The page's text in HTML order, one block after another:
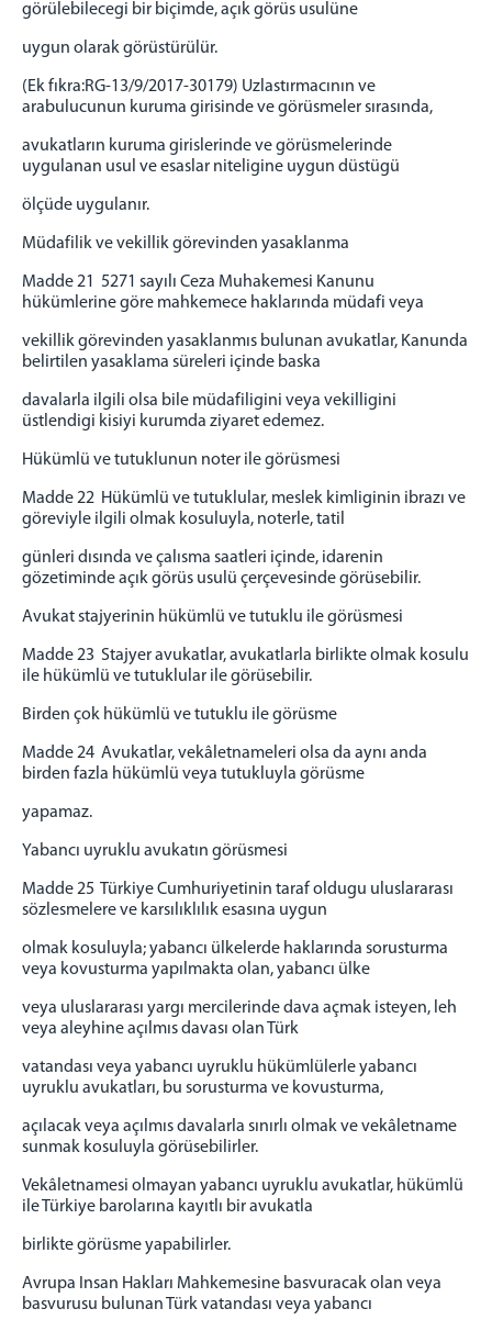
görülebilecegi bir biçimde, açık görüs usulüne
uygun olarak görüstürülür.
(Ek fıkra:RG-13/9/2017-30179) Uzlastırmacının ve
arabulucunun kuruma girisinde ve görüsmeler sırasında,
avukatların kuruma girislerinde ve görüsmelerinde
uygulanan usul ve esaslar niteligine uygun düstügü
ölçüde uygulanır.
Müdafilik ve vekillik görevinden yasaklanma
Madde 21 5271 sayılı Ceza Muhakemesi Kanunu
hükümlerine göre mahkemece haklarında müdafi veya
vekillik görevinden yasaklanmıs bulunan avukatlar, Kanunda
belirtilen yasaklama süreleri içinde baska
davalarla ilgili olsa bile müdafiligini veya vekilligini
üstlendigi kisiyi kurumda ziyaret edemez.
Hükümlü ve tutuklunun noter ile görüsmesi
Madde 22 Hükümlü ve tutuklular, meslek kimliginin ibrazı ve
göreviyle ilgili olmak kosuluyla, noterle, tatil
günleri dısında ve çalısma saatleri içinde, idarenin
gözetiminde açık görüs usulü çerçevesinde görüsebilir.
Avukat stajyerinin hükümlü ve tutuklu ile görüsmesi
Madde 23 Stajyer avukatlar, avukatlarla birlikte olmak kosulu
ile hükümlü ve tutuklular ile görüsebilir.
Birden çok hükümlü ve tutuklu ile görüsme
Madde 24 Avukatlar, vekâletnameleri olsa da aynı anda
birden fazla hükümlü veya tutukluyla görüsme
yapamaz.
Yabancı uyruklu avukatın görüsmesi
Madde 25 Türkiye Cumhuriyetinin taraf oldugu uluslararası
sözlesmelere ve karsılıklılık esasına uygun
olmak kosuluyla; yabancı ülkelerde haklarında sorusturma
veya kovusturma yapılmakta olan, yabancı ülke
veya uluslararası yargı mercilerinde dava açmak isteyen, leh
veya aleyhine açılmıs davası olan Türk
vatandası veya yabancı uyruklu hükümlülerle yabancı
uyruklu avukatları, bu sorusturma ve kovusturma,
açılacak veya açılmıs davalarla sınırlı olmak ve vekâletname
sunmak kosuluyla görüsebilirler.
Vekâletnamesi olmayan yabancı uyruklu avukatlar, hükümlü
ile Türkiye barolarına kayıtlı bir avukatla
birlikte görüsme yapabilirler.
Avrupa Insan Hakları Mahkemesine basvuracak olan veya
basvurusu bulunan Türk vatandası veya yabancı